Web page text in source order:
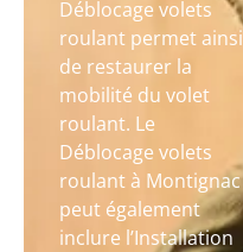
Déblocage volets
roulant permet ainsi
de restaurer la
mobilité du volet
roulant. Le
Déblocage volets
roulant à Montignac
peut également
inclure l’Installation